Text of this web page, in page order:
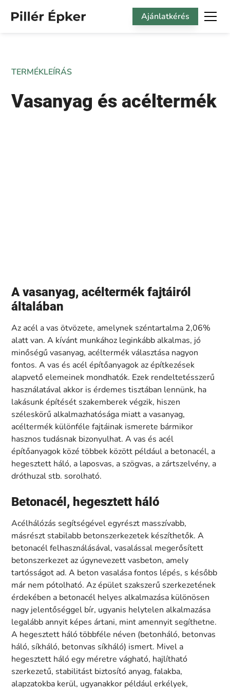
Ajánlatkérés
TERMÉKLEÍRÁS
Vasanyag és acéltermék
A vasanyag, acéltermék fajtáiról
általában
Az acél a vas ötvözete, amelynek széntartalma 2,06%
alatt van. A kívánt munkához leginkább alkalmas, jó
minőségű vasanyag, acéltermék választása nagyon
fontos. A vas és acél építőanyagok az építkezések
alapvető elemeinek mondhatók. Ezek rendeltetésszerű
használatával akkor is érdemes tisztában lennünk, ha
lakásunk építését szakemberek végzik, hiszen
széleskörű alkalmazhatósága miatt a vasanyag,
acéltermék különféle fajtáinak ismerete bármikor
hasznos tudásnak bizonyulhat. A vas és acél
építőanyagok közé többek között például a betonacél, a
hegesztett háló, a laposvas, a szögvas, a zártszelvény, a
dróthuzal stb. sorolható.
Betonacél, hegesztett háló
Acélhálózás segítségével egyrészt masszívabb,
másrészt stabilabb betonszerkezetek készíthetők. A
betonacél felhasználásával, vasalással megerősített
betonszerkezet az úgynevezett vasbeton, amely
tartósságot ad. A beton vasalása fontos lépés, s később
már nem pótolható. Az épület szakszerű szerkezetének
érdekében a betonacél helyes alkalmazása különösen
nagy jelentőséggel bír, ugyanis helytelen alkalmazása
legalább annyit képes ártani, mint amennyit segíthetne.
A hegesztett háló többféle néven (betonháló, betonvas
háló, síkháló, betonvas síkháló) ismert. Mivel a
hegesztett háló egy méretre vágható, hajlítható
szerkezetű, stabilitást biztosító anyag, falakba,
alapzatokba kerül, ugyanakkor például erkélyek,